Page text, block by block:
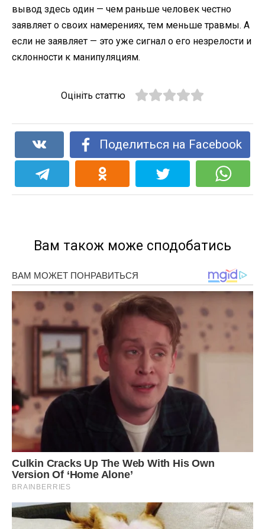
вывод здесь один — чем раньше человек честно
заявляет о своих намерениях, тем меньше травмы. А
если не заявляет — это уже сигнал о его незрелости и
склонности к манипуляциям.
Оцініть статтю
Поделиться на Facebook
Вам також може сподобатись